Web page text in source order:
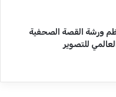
ورشة القصة الصحفية
للتصوير